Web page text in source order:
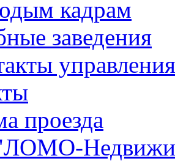
кадрам
заведения
проезда